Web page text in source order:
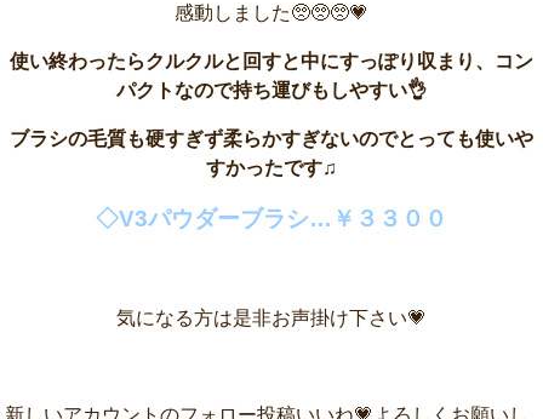
感動しました🥺🥺🥺💗
使い終わったらクルクルと回すと中にすっぽり収まり、コン
パクトなので持ち運びもしやすい👌
ブラシの毛質も硬すぎず柔らかすぎないのでとっても使いや
すかったです♫
◇V3パウダーブラシ…￥３３００
気になる方は是非お声掛け下さい💗
新しいアカウントのフォロー投稿いいね💗よろしくお願いし